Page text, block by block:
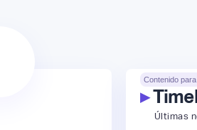
Contenido
▸
Últimas